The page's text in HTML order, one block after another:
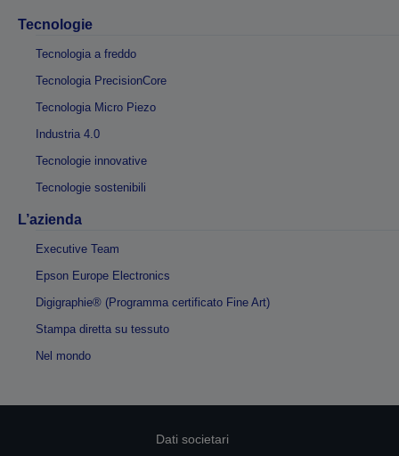
Tecnologie
Tecnologia a freddo
Tecnologia PrecisionCore
Tecnologia Micro Piezo
Industria 4.0
Tecnologie innovative
Tecnologie sostenibili
L’azienda
Executive Team
Epson Europe Electronics
Digigraphie® (Programma certificato Fine Art)
Stampa diretta su tessuto
Nel mondo
Dati societari